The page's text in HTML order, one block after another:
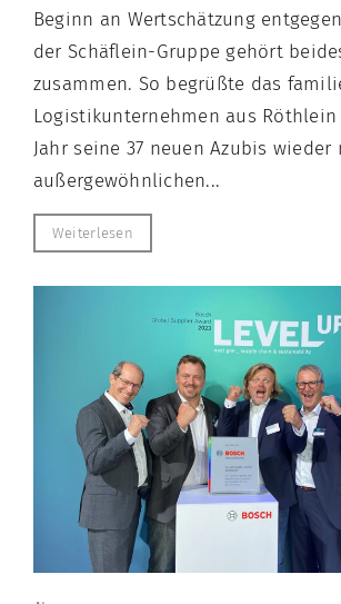
Beginn an Wertschätzung
der Schäflein-Gruppe gehört
zusammen. So begrüßte das
Logistikunternehmen aus
Jahr seine 37 neuen Azubis
außergewöhnlichen...
Weiterlesen